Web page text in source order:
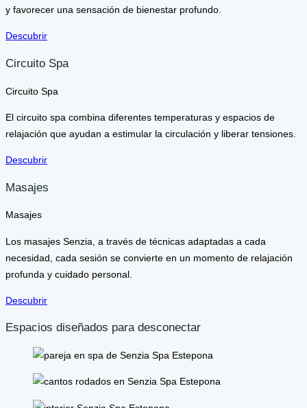
y favorecer una sensación de bienestar profundo.
Descubrir
Circuito Spa
Circuito Spa
El circuito spa combina diferentes temperaturas y espacios de
relajación que ayudan a estimular la circulación y liberar tensiones.
Descubrir
Masajes
Masajes
Los masajes Senzia, a través de técnicas adaptadas a cada
necesidad, cada sesión se convierte en un momento de relajación
profunda y cuidado personal.
Descubrir
Espacios diseñados para desconectar